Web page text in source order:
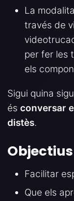
La
través de
per fer les
els
Sigui quina
és conversar
distès.
Facilitar
Que els